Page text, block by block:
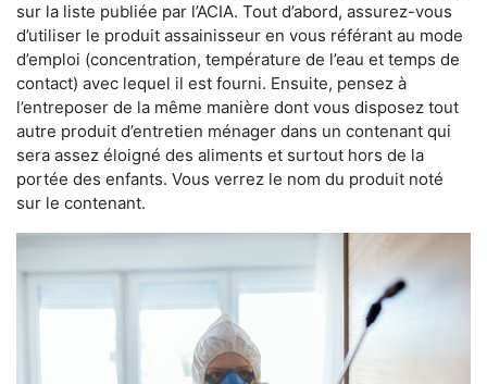
sur la liste publiée par l’ACIA. Tout d’abord, assurez-vous
d’utiliser le produit assainisseur en vous référant au mode
d’emploi (concentration, température de l’eau et temps de
contact) avec lequel il est fourni. Ensuite, pensez à
l’entreposer de la même manière dont vous disposez tout
autre produit d’entretien ménager dans un contenant qui
sera assez éloigné des aliments et surtout hors de la
portée des enfants. Vous verrez le nom du produit noté
sur le contenant.